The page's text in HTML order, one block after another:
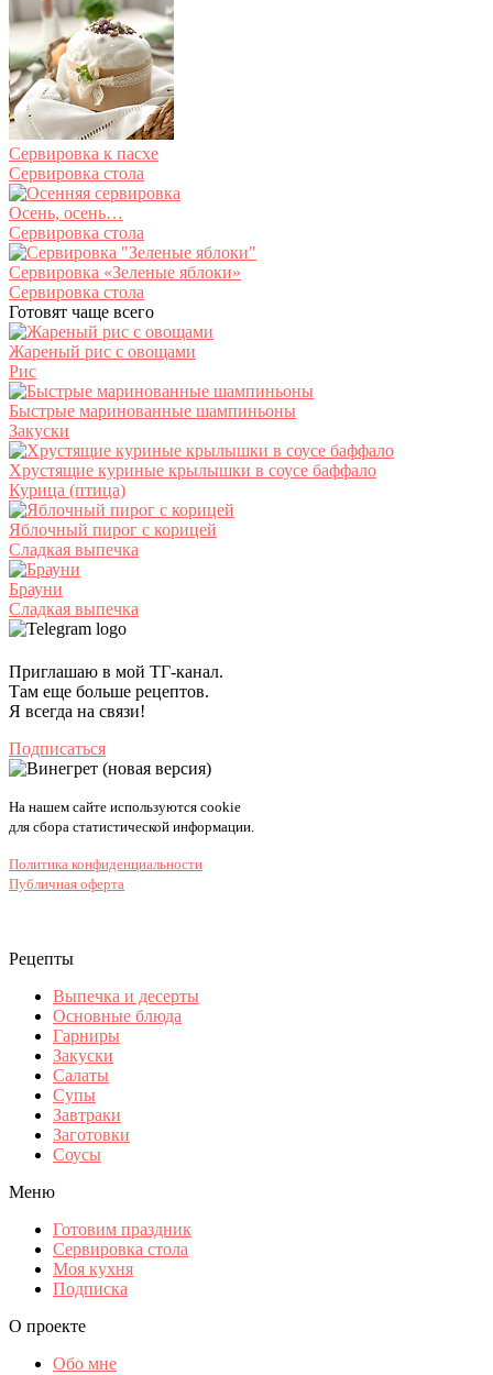
Сервировка к пасхе
Сервировка стола
Осень, осень…
Сервировка стола
Сервировка «Зеленые яблоки»
Сервировка стола
Готовят чаще всего
Жареный рис с овощами
Рис
Быстрые маринованные шампиньоны
Закуски
Хрустящие куриные крылышки в соусе баффало
Курица (птица)
Яблочный пирог с корицей
Сладкая выпечка
Брауни
Сладкая выпечка
Приглашаю в мой ТГ-канал.
Там еще больше рецептов.
Я всегда на связи!
Подписаться
На нашем сайте используются cookie
для сбора статистической информации.
Политика конфиденциальности
Публичная оферта
Рецепты
Выпечка и десерты
Основные блюда
Гарниры
Закуски
Салаты
Супы
Завтраки
Заготовки
Соусы
Меню
Готовим праздник
Сервировка стола
Моя кухня
Подписка
О проекте
Обо мне